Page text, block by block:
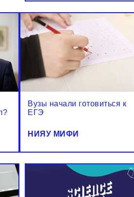
Вузы начали готовиться к
ЕГЭ
НИЯУ МИФИ